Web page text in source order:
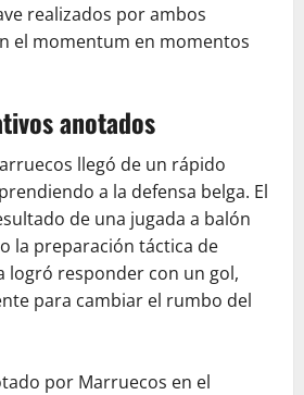
realizados por ambos
el momentum en momentos
anotados
llegó de un rápido
a la defensa belga. El
de una jugada a balón
la preparación táctica de
logró responder con un gol,
para cambiar el rumbo del
por Marruecos en el